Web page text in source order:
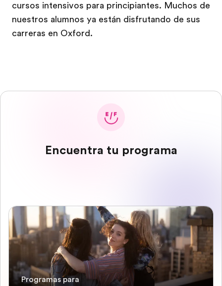
cursos intensivos para principiantes. Muchos de
nuestros alumnos ya están disfrutando de sus
carreras en Oxford.
Encuentra tu programa
Programas para